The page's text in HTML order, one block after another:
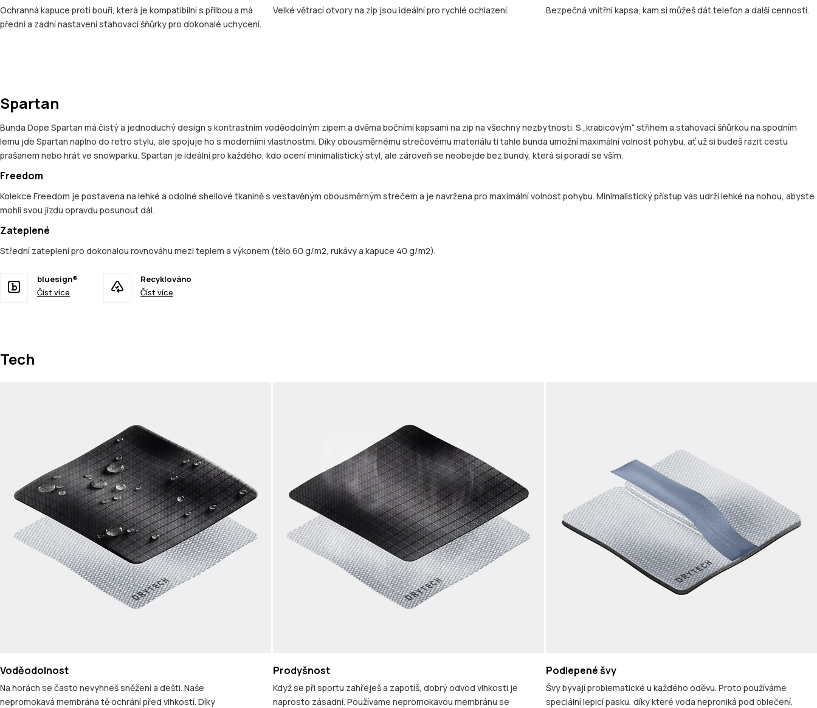
Ochranná kapuce proti bouři, která je kompatibilní s přilbou a má
přední a zadní nastavení stahovací šňůrky pro dokonalé uchycení.
Velké větrací otvory na zip jsou ideální pro rychlé ochlazení. Bezpečná vnitřní kapsa, kam si můžeš dát telefon a další cennosti.
Spartan
Bunda Dope Spartan má čistý a jednoduchý design s kontrastním voděodolným zipem a dvěma bočními kapsami na zip na všechny nezbytnosti. S „krabicovým“ střihem a stahovací šňůrkou na spodním
lemu jde Spartan naplno do retro stylu, ale spojuje ho s moderními vlastnostmi. Díky obousměrnému strečovému materiálu ti tahle bunda umožní maximální volnost pohybu, ať už si budeš razit cestu
prašanem nebo hrát ve snowparku. Spartan je ideální pro každého, kdo ocení minimalistický styl, ale zároveň se neobejde bez bundy, která si poradí se vším.
Freedom
Kolekce Freedom je postavena na lehké a odolné shellové tkanině s vestavěným obousměrným strečem a je navržena pro maximální volnost pohybu. Minimalistický přístup vás udrží lehké na nohou, abyste
mohli svou jízdu opravdu posunout dál.
Zateplené
Střední zateplení pro dokonalou rovnováhu mezi teplem a výkonem (tělo 60 g/m2, rukávy a kapuce 40 g/m2).
bluesign®
Číst více
Recyklováno
Číst více
Tech
Voděodolnost
Na horách se často nevyhneš sněžení a dešti. Naše
nepromokavá membrána tě ochrání před vlhkostí. Díky
Prodyšnost
Když se při sportu zahřeješ a zapotíš, dobrý odvod vlhkosti je
naprosto zásadní. Používáme nepromokavou membránu se
Podlepené švy
Švy bývají problematické u každého oděvu. Proto používáme
speciální lepicí pásku, díky které voda neproniká pod oblečení.